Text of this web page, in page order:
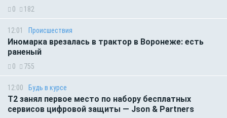
0 182
12:01 Происшествия
Иномарка врезалась в трактор в Воронеже: есть
раненый
0 755
12:00 Будь в курсе
Т2 занял первое место по набору бесплатных
сервисов цифровой защиты — Json & Partners